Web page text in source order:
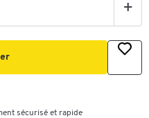
+
sécurisé et rapide